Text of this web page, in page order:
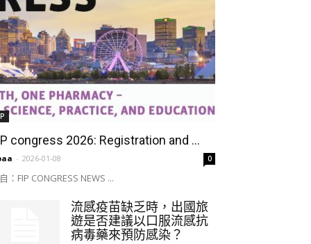
congress 2026: Registration and ...
- 2026-01-08 0
：FIP CONGRESS NEWS ...
流感疫苗缺乏時，出國旅
遊是否建議以口服流感抗
病毒藥來預防感染？